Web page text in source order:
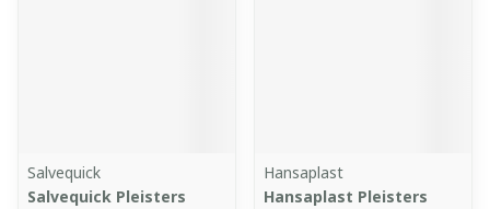
Salvequick
Salvequick Pleisters
Hansaplast
Hansaplast Pleisters